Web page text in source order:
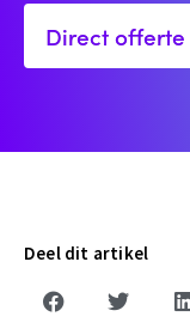
Direct
Deel dit artikel